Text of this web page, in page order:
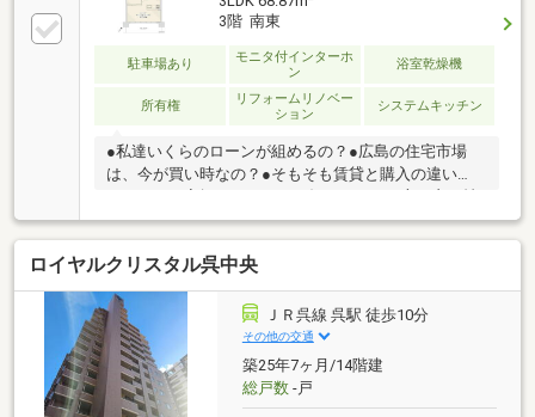
3階 南東
駐車場あり
モニタ付インターホ
ン
浴室乾燥機
所有権
リフォームリノベー
ション
システムキッチン
●私達いくらのローンが組めるの？●広島の住宅市場
は、今が買い時なの？●そもそも賃貸と購入の違い
は？・・・家探しにおいて、知っておいた方が良い情
報はたくさんありますが、いくらネットで検索しても
分かりにくいことがあります。こんなこと聞いていい
のかなという疑問、不安すべて解決していきましょう
♪～繋ぐをつくる～わたしたちはお客様の住まいと共
に歩んでいくことを第一とします。既存のサービスと
一線を画した不動産購入後のフォロー体制を敷くこと
でお客様の住まいと生活を常にアップグレードしてい
くことを目的とし、提案したことすべてに責任を持ち
続けます。リンクアンドデザイン株式会社
ロイヤルクリスタル呉中央
ＪＲ呉線 呉駅 徒歩10分
その他の交通
築25年7ヶ月/14階建
総戸数-戸